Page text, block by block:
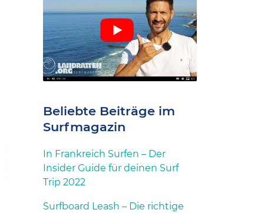
Beliebte Beiträge im
Surfmagazin
In Frankreich Surfen – Der
Insider Guide für deinen Surf
Trip 2022
Surfboard Leash – Die richtige